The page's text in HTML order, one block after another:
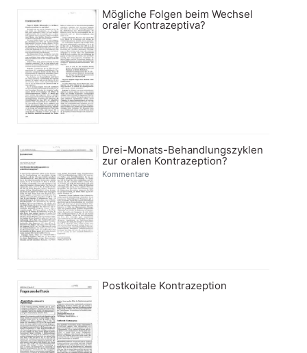
Mögliche Folgen beim Wechsel
oraler Kontrazeptiva?
Drei-Monats-Behandlungszyklen
zur oralen Kontrazeption?
Kommentare
Postkoitale Kontrazeption